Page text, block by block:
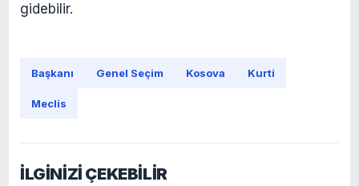
gidebilir.
Başkanı Genel Seçim Kosova Kurti
Meclis
İLGİNİZİ ÇEKEBİLİR